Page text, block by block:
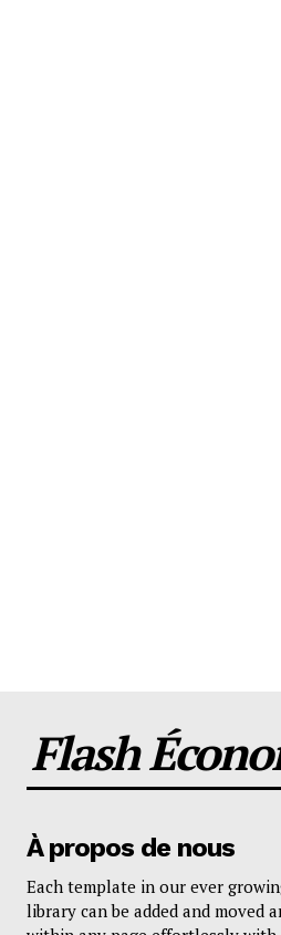
Flash
À propos de nous
Each template in our ever
library can be added and moved